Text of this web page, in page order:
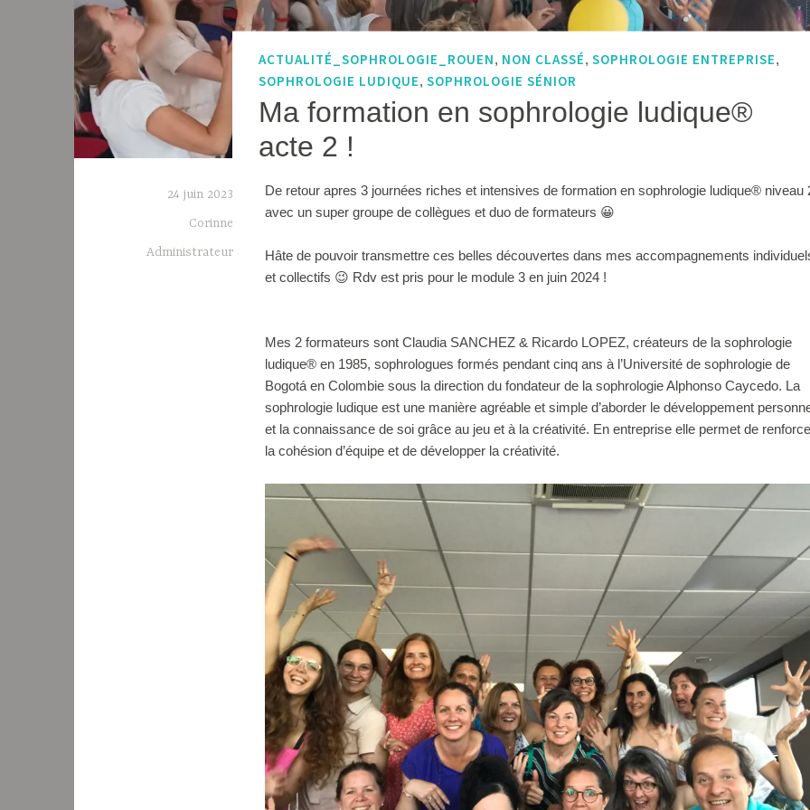
ACTUALITÉ_SOPHROLOGIE_ROUEN, NON CLASSÉ, SOPHROLOGIE ENTREPRISE,
SOPHROLOGIE LUDIQUE, SOPHROLOGIE SÉNIOR
Ma formation en sophrologie ludique®
acte 2 !
24 juin 2023
Corinne
Administrateur
De retour apres 3 journées riches et intensives de formation en sophrologie ludique® niveau
avec un super groupe de collègues et duo de formateurs 😀
Hâte de pouvoir transmettre ces belles découvertes dans mes accompagnements
et collectifs 😉 Rdv est pris pour le module 3 en juin 2024 !
Mes 2 formateurs sont Claudia SANCHEZ & Ricardo LOPEZ, créateurs de la sophrologie
ludique® en 1985, sophrologues formés pendant cinq ans à l’Université de sophrologie de
Bogotá en Colombie sous la direction du fondateur de la sophrologie Alphonso Caycedo. La
sophrologie ludique est une manière agréable et simple d’aborder le développement
et la connaissance de soi grâce au jeu et à la créativité. En entreprise elle permet de
la cohésion d’équipe et de développer la créativité.